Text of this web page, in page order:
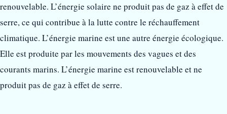
renouvelable. L’énergie solaire ne produit pas de gaz à effet de
serre, ce qui contribue à la lutte contre le réchauffement
climatique. L’énergie marine est une autre énergie écologique.
Elle est produite par les mouvements des vagues et des
courants marins. L’énergie marine est renouvelable et ne
produit pas de gaz à effet de serre.